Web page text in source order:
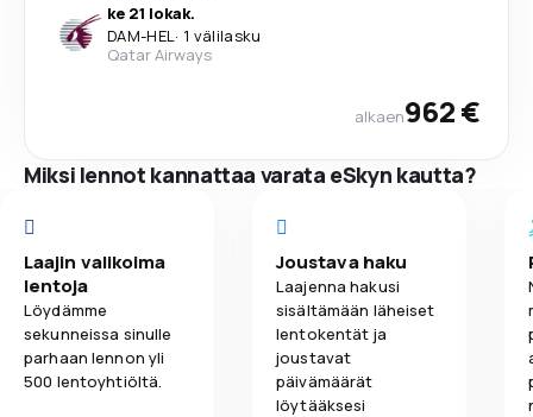
ke 21 lokak.
DAM-HEL· 1 välilasku
Qatar Airways
alkaen962 €
Miksi lennot kannattaa varata eSkyn kautta?
Laajin valikoima
lentoja
Löydämme
sekunneissa sinulle
parhaan lennon yli
500 lentoyhtiöltä.
Joustava haku
Laajenna hakusi
sisältämään läheiset
lentokentät ja
joustavat
päivämäärät
löytääksesi